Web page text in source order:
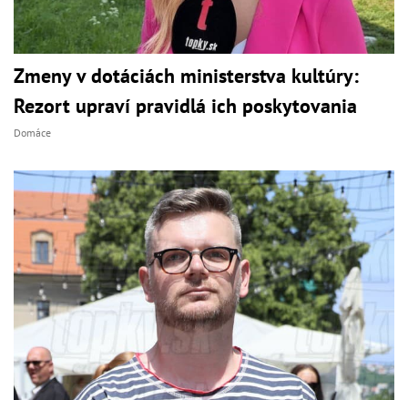
Zmeny v dotáciách ministerstva kultúry:
Rezort upraví pravidlá ich poskytovania
Domáce